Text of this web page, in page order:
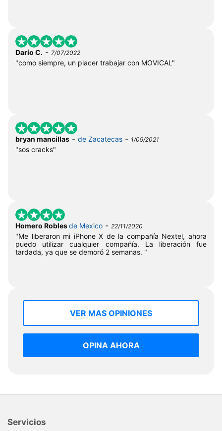
Darío C. - 7/07/2022
"como siempre, un placer trabajar con MOVICAL"
bryan mancillas - de Zacatecas - 1/09/2021
"sos cracks"
Homero Roblesde Mexico - 22/11/2020
"Me liberaron mi iPhone X de la compañía Nextel, ahora
puedo utilizar cualquier compañía. La liberación fue
tardada, ya que se demoró 2 semanas. "
VER MAS OPINIONES
OPINA AHORA
Servicios